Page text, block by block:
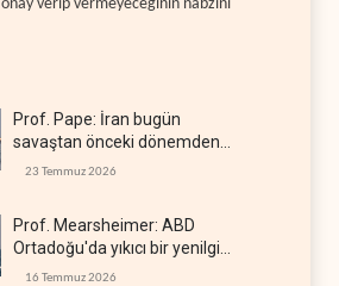
verip vermeyeceğinin nabzını
Prof. Pape: İran bugün
savaştan önceki dönemden
çok daha güçlü
23 Temmuz 2026
Prof. Mearsheimer: ABD
Ortadoğu'da yıkıcı bir yenilgi
aldı
16 Temmuz 2026